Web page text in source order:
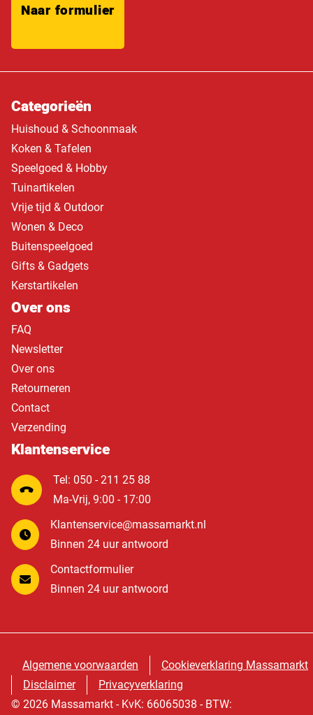
Naar formulier
Categorieën
Huishoud & Schoonmaak
Koken & Tafelen
Speelgoed & Hobby
Tuinartikelen
Vrije tijd & Outdoor
Wonen & Deco
Buitenspeelgoed
Gifts & Gadgets
Kerstartikelen
Over ons
FAQ
Newsletter
Over ons
Retourneren
Contact
Verzending
Klantenservice
Tel: 050 - 211 25 88
Ma-Vrij, 9:00 - 17:00
Klantenservice@massamarkt.nl
Binnen 24 uur antwoord
Contactformulier
Binnen 24 uur antwoord
Algemene voorwaarden
Cookieverklaring Massamarkt
Disclaimer
Privacyverklaring
© 2026 Massamarkt - KvK: 66065038 - BTW: